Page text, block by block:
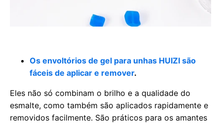
Os envoltórios de gel para unhas HUIZI são
fáceis de aplicar e remover.
Eles não só combinam o brilho e a qualidade do
esmalte, como também são aplicados rapidamente e
removidos facilmente. São práticos para os amantes